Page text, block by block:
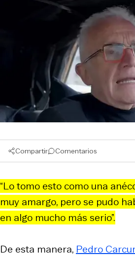
Compartir Comentarios
“Lo tomo esto como una
muy amargo, pero se pudo
en algo mucho más serio”.
De esta manera, Pedro